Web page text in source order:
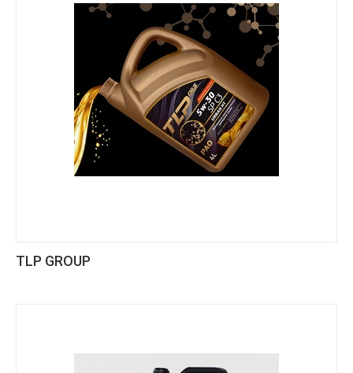
TLP GROUP